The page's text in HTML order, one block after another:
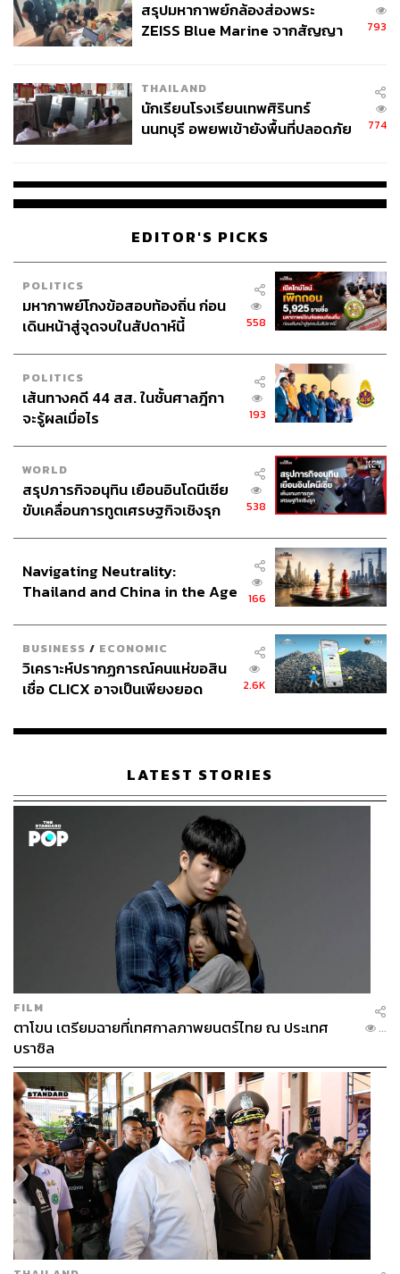
สรุปมหากาพย์กล้องส่องพระ
ZEISS Blue Marine จากสัญญา
จ่ายหนี้-แอบระบุแบรนด์
793
THAILAND
นักเรียนโรงเรียนเทพศิรินทร์
นนทบุรี อพยพเข้ายังพื้นที่ปลอดภัย
774
EDITOR'S PICKS
POLITICS
มหากาพย์โกงข้อสอบท้องถิ่น ก่อน
เดินหน้าสู่จุดจบในสัปดาห์นี้
558
POLITICS
เส้นทางคดี 44 สส. ในชั้นศาลฎีกา
จะรู้ผลเมื่อไร
193
WORLD
สรุปภารกิจอนุทิน เยือนอินโดนีเซีย
ขับเคลื่อนการทูตเศรษฐกิจเชิงรุก
538
Navigating Neutrality:
Thailand and China in the Age
166
BUSINESS / ECONOMIC
วิเคราะห์ปรากฏการณ์คนแห่ขอสิน
เชื่อ CLICX อาจเป็นเพียงยอด
เรือนไทยที่ถูกซุกไว้
2.6K
LATEST STORIES
FILM
ตาโขน เตรียมฉายที่เทศกาลภาพยนตร์ไทย ณ ประเทศ
บราซิล
...